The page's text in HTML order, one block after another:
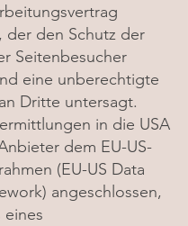
der den Schutz der
Seitenbesucher
eine unberechtigte
Dritte untersagt.
in die USA
dem EU-US-
(EU-US Data
angeschlossen,
eines